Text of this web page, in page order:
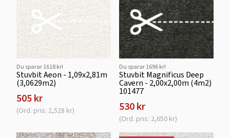
Du sparar 1618 kr!
Stuvbit Aeon - 1,09x2,81m
(3,0629m2)
505 kr
(Ord. pris: 2,528 kr)
Du sparar 1696 kr!
Stuvbit Magnificus Deep
Cavern - 2,00x2,00m (4m2)
101477
530 kr
(Ord. pris: 2,650 kr)